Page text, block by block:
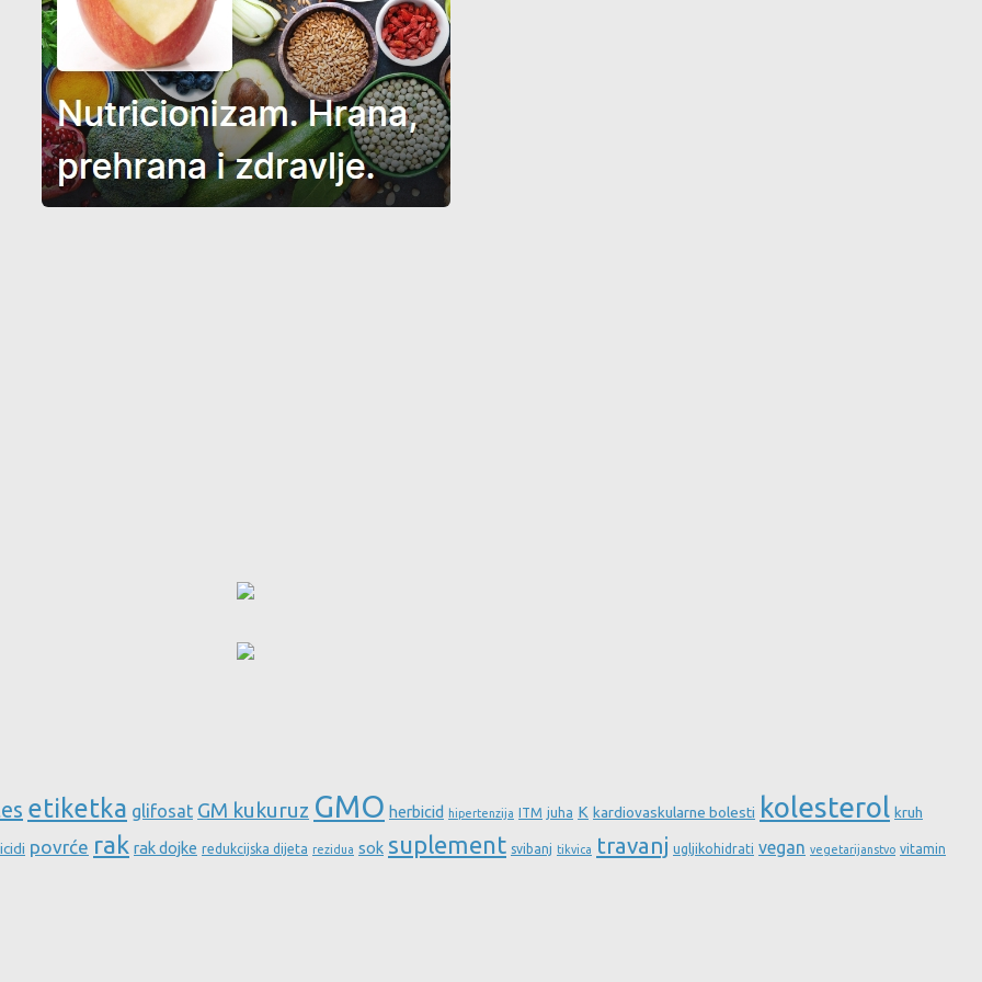
etiketka glifosat GM kukuruz GMO herbicid hipertenzija ITM juha K kardiovaskularne bolesti kolesterol kruh
povrće rak rak dojke redukcijska dijeta rezidua sok suplement svibanj tikvica travanj ugljikohidrati vegan vegetarijanstvo vitamin